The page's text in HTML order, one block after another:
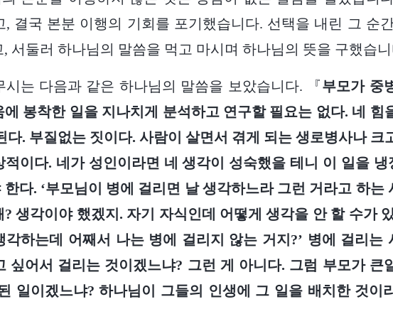
, 결국 본분 이행의 기회를 포기했습니다. 선택을 내린 그 순간
서둘러 하나님의 말씀을 먹고 마시며 하나님의 뜻을 구했습
시는 다음과 같은 하나님의 말씀을 보았습니다. 『부모가 중
에 봉착한 일을 지나치게 분석하고 연구할 필요는 없다. 네 힘
다. 부질없는 짓이다. 사람이 살면서 겪게 되는 생로병사나 크
적이다. 네가 성인이라면 네 생각이 성숙했을 테니 이 일을 냉
다. ‘부모님이 병에 걸리면 날 생각하느라 그런 거라고 하는
생각이야 했겠지. 자기 자식인데 어떻게 생각을 안 할 수가
각하는데 어째서 나는 병에 걸리지 않는 거지?’ 병에 걸리는
싶어서 걸리는 것이겠느냐? 그런 게 아니다. 그럼 부모가 큰
일이겠느냐? 하나님이 그들의 인생에 그 일을 배치한 것이